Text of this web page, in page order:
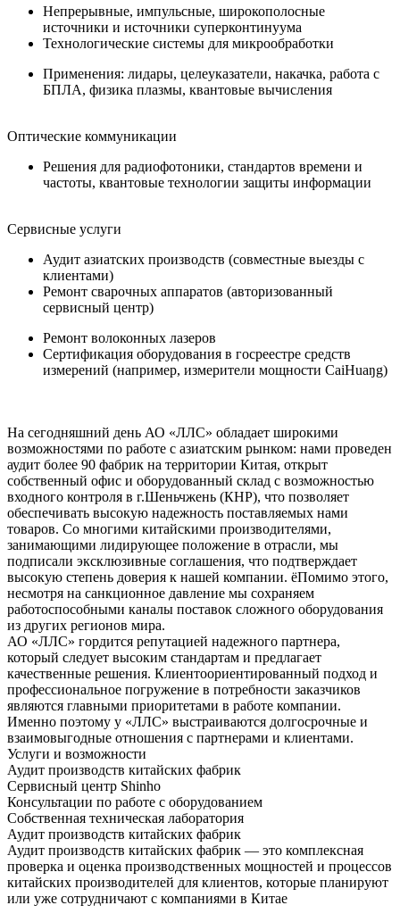
Непрерывные, импульсные, широкополосные
источники и источники суперконтинуума
Технологические системы для микрообработки
Применения: лидары, целеуказатели, накачка, работа с
БПЛА, физика плазмы, квантовые вычисления
Оптические коммуникации
Решения для радиофотоники, стандартов времени и
частоты, квантовые технологии защиты информации
Сервисные услуги
Аудит азиатских производств (совместные выезды с
клиентами)
Ремонт сварочных аппаратов (авторизованный
сервисный центр)
Ремонт волоконных лазеров
Сертификация оборудования в госреестре средств
измерений (например, измерители мощности CaiHuaŋg)
На сегодняшний день АО «ЛЛС» обладает широкими
возможностями по работе с азиатским рынком: нами проведен
аудит более 90 фабрик на территории Китая, открыт
собственный офис и оборудованный склад с возможностью
входного контроля в г.Шеньчжень (КНР), что позволяет
обеспечивать высокую надежность поставляемых нами
товаров. Со многими китайскими производителями,
занимающими лидирующее положение в отрасли, мы
подписали эксклюзивные соглашения, что подтверждает
высокую степень доверия к нашей компании. ёПомимо этого,
несмотря на санкционное давление мы сохраняем
работоспособными каналы поставок сложного оборудования
из других регионов мира.
АО «ЛЛС» гордится репутацией надежного партнера,
который следует высоким стандартам и предлагает
качественные решения. Клиентоориентированный подход и
профессиональное погружение в потребности заказчиков
являются главными приоритетами в работе компании.
Именно поэтому у «ЛЛС» выстраиваются долгосрочные и
взаимовыгодные отношения с партнерами и клиентами.
Услуги и возможности
Аудит производств китайских фабрик
Сервисный центр Shinho
Консультации по работе с оборудованием
Собственная техническая лаборатория
Аудит производств китайских фабрик
Аудит производств китайских фабрик — это комплексная
проверка и оценка производственных мощностей и процессов
китайских производителей для клиентов, которые планируют
или уже сотрудничают с компаниями в Китае